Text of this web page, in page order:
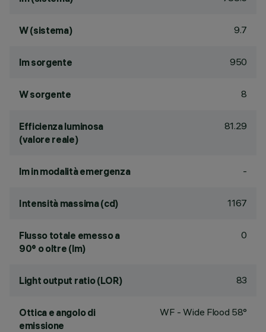
W (sistema) 9.7
lm sorgente 950
W sorgente 8
Efficienza luminosa
(valore reale)
81.29
lm in modalità emergenza -
Intensità massima (cd) 1167
Flusso totale emesso a
90° o oltre (lm)
0
Light output ratio (LOR) 83
Ottica e angolo di
emissione
WF - Wide Flood 58°